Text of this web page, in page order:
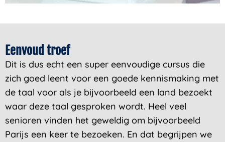
Eenvoud troef
Dit is dus echt een super eenvoudige cursus die
zich goed leent voor een goede kennismaking met
de taal voor als je bijvoorbeeld een land bezoekt
waar deze taal gesproken wordt. Heel veel
senioren vinden het geweldig om bijvoorbeeld
Parijs een keer te bezoeken. En dat begrijpen we